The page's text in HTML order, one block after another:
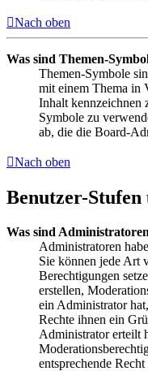
Nach oben
Was sind Themen-
Themen-Symbole
mit einem Thema in
Inhalt kennzeichnen
Symbole zu
ab, die die Board-
Nach oben
Benutzer-
Was sind
Administratoren
Sie können jede Art
Berechtigungen
erstellen,
ein Administrator
Rechte ihnen ein
Administrator erteilt
entsprechende